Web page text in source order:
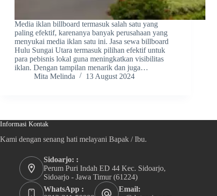
Media iklan billboard termasuk salah satu yang
paling efektif, karenanya banyak perusahaan yang
menyukai media iklan satu ini. Jasa sewa billboard
Hulu Sungai Utara termasuk pilihan efektif untuk
para pebisnis lokal guna meningkatkan visibilitas
iklan. Dengan tampilan menarik dan juga…
Mita Melinda
13 August 2024
Informasi Kontak
Kami dengan senang hati melayani Bapak / Ibu.
Sidoarjo: :
Perum Puri Indah ED 44 Kec. Sidoarjo,
Sidoarjo - Jawa Timur (61224)
WhatsApp :
Email: